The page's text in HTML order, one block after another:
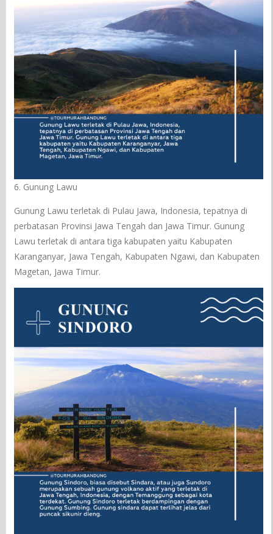
6. Gunung Lawu
Gunung Lawu terletak di Pulau Jawa, Indonesia, tepatnya di
perbatasan Provinsi Jawa Tengah dan Jawa Timur. Gunung
Lawu terletak di antara tiga kabupaten yaitu Kabupaten
Karanganyar, Jawa Tengah, Kabupaten Ngawi, dan Kabupaten
Magetan, Jawa Timur.